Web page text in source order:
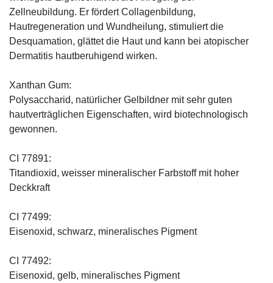
Zellneubildung. Er fördert Collagenbildung,
Hautregeneration und Wundheilung, stimuliert die
Desquamation, glättet die Haut und kann bei atopischer
Dermatitis hautberuhigend wirken.
Xanthan Gum:
Polysaccharid, natürlicher Gelbildner mit sehr guten
hautverträglichen Eigenschaften, wird biotechnologisch
gewonnen.
CI 77891:
Titandioxid, weisser mineralischer Farbstoff mit hoher
Deckkraft
CI 77499:
Eisenoxid, schwarz, mineralisches Pigment
CI 77492:
Eisenoxid, gelb, mineralisches Pigment